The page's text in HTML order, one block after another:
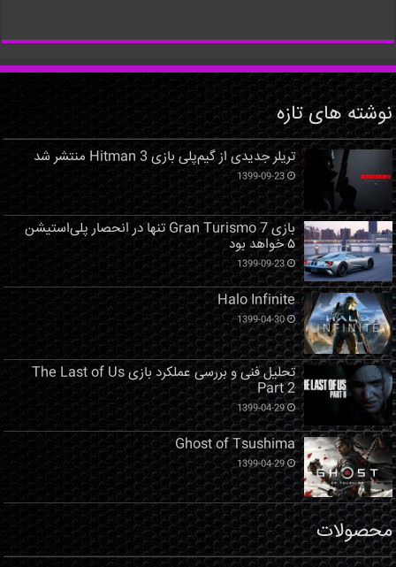
نوشته های تازه
تریلر جدیدی از گیم‌پلی بازی Hitman 3 منتشر شد
1399-09-23
بازی Gran Turismo 7 تنها در انحصار پلی‌استیشن
۵ خواهد بود
1399-09-23
Halo Infinite
1399-04-30
تحلیل فنی و بررسی عملکرد بازی The Last of Us
Part 2
1399-04-29
Ghost of Tsushima
1399-04-29
محصولات